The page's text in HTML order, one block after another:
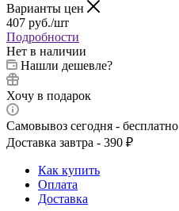
Варианты цен
407 руб./шт
Подробности
Нет в наличии
Нашли дешевле?
Хочу в подарок
Самовывоз сегодня - бесплатно
Доставка завтра - 390 ₽
Как купить
Оплата
Доставка